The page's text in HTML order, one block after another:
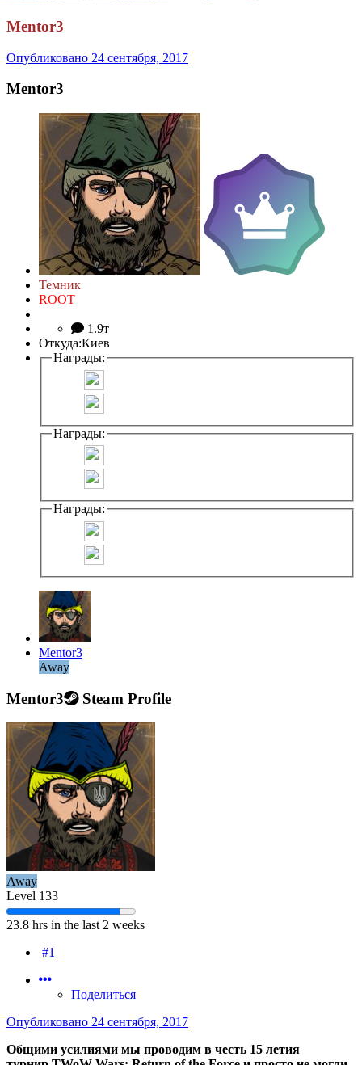
Mentor3
Опубликовано 24 сентября, 2017
Mentor3
Темник
ROOT
1.9т
Откуда:Киев
Награды:
Награды:
Награды:
Mentor3
Away
Mentor3 Steam Profile
Away
Level 133
23.8 hrs in the last 2 weeks
#1
Поделиться
Опубликовано 24 сентября, 2017
Общими усилиями мы проводим в честь 15 летия